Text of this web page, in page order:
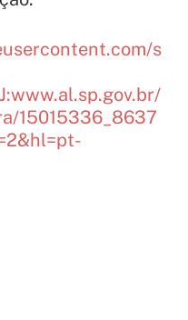
s
15015336_8637